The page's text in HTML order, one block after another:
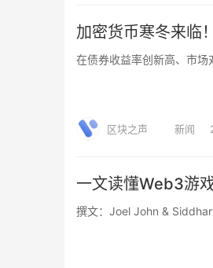
加密货币寒冬来临
在债券收益率创新高、市场
区块之声 新闻
一文读懂Web3游